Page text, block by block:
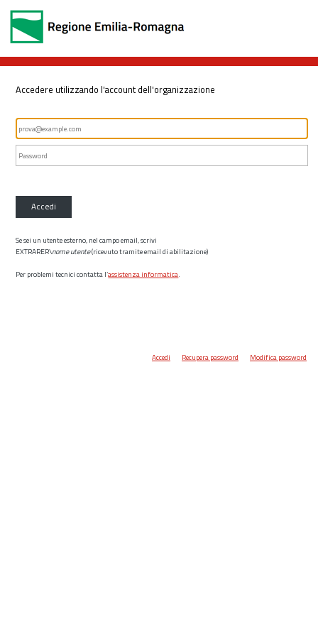
Accedere utilizzando l'account dell'organizzazione
Accedi
Se sei un utente esterno, nel campo email, scrivi
EXTRARER\nome utente(ricevuto tramite email di abilitazione)
Per problemi tecnici contatta l’assistenza informatica.
Accedi Recupera password Modifica password